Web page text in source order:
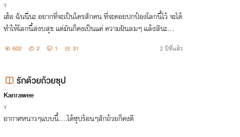
Y
เฮ้อ ฉันนี่นะ อยากที่จะเป็นใครสักคน ที่จะคอยปกป้องโลกนี้ไว้ จะได้
ทำให้โลกนี้สงบสุข แต่มันก็คงเป็นแค่ ความฝันลมๆ แล้งสินะ…
602 2 1 31 2 ปีที่แล้ว
รักด้วยถ้วยซุป
Kanrawee
Y
อากาศหนาวๆแบบนี้....ได้ซุปร้อนๆสักถ้วยก็คงดี